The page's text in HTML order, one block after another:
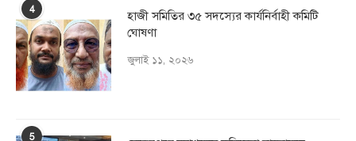
4
হাজী সমিতির ৩৫ সদস্যের কার্যনির্বাহী কমিটি
ঘোষণা
জুলাই ১১, ২০২৬
5